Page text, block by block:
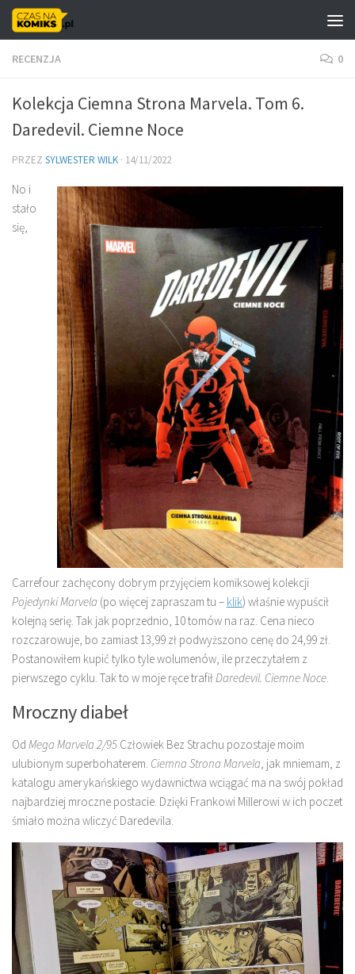
Skip to content
RECENZJA 0
Kolekcja Ciemna Strona Marvela. Tom 6.
Daredevil. Ciemne Noce
PRZEZ SYLWESTER WILK · 14/11/2022
No i
stało
się,
Carrefour zachęcony dobrym przyjęciem komiksowej kolekcji
Pojedynki Marvela (po więcej zapraszam tu – klik) właśnie wypuścił
kolejną serię. Tak jak poprzednio, 10 tomów na raz. Cena nieco
rozczarowuje, bo zamiast 13,99 zł podwyższono cenę do 24,99 zł.
Postanowiłem kupić tylko tyle wolumenów, ile przeczytałem z
pierwszego cyklu. Tak to w moje ręce trafiłDaredevil. Ciemne Noce.
Mroczny diabeł
Od Mega Marvela 2/95 Człowiek Bez Strachu pozostaje moim
ulubionym superbohaterem. Ciemna Strona Marvela, jak mniemam, z
katalogu amerykańskiego wydawnictwa wciągać ma na swój pokład
najbardziej mroczne postacie. Dzięki Frankowi Millerowi w ich poczet
śmiało można wliczyć Daredevila.